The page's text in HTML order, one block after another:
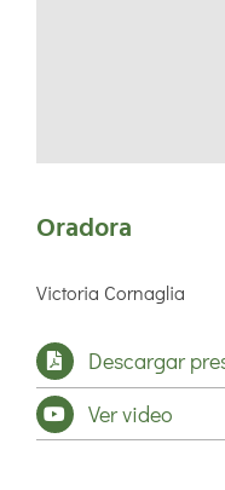
Oradora
Victoria Cornaglia
Descargar
Ver video